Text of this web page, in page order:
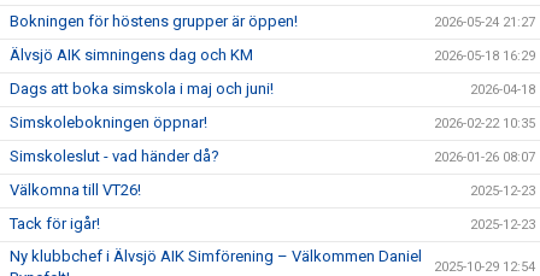
Bokningen för höstens grupper är öppen! 2026-05-24 21:27
Älvsjö AIK simningens dag och KM 2026-05-18 16:29
Dags att boka simskola i maj och juni! 2026-04-18
Simskolebokningen öppnar! 2026-02-22 10:35
Simskoleslut - vad händer då? 2026-01-26 08:07
Välkomna till VT26! 2025-12-23
Tack för igår! 2025-12-23
Ny klubbchef i Älvsjö AIK Simförening – Välkommen Daniel
2025-10-29 12:54